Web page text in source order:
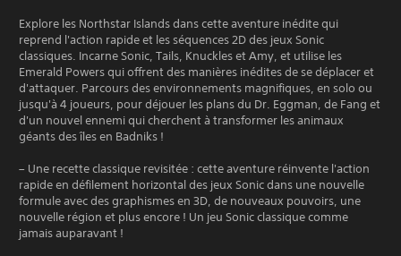
Explore les Northstar Islands dans cette aventure inédite qui
reprend l'action rapide et les séquences 2D des jeux Sonic
classiques. Incarne Sonic, Tails, Knuckles et Amy, et utilise les
Emerald Powers qui offrent des manières inédites de se déplacer et
d'attaquer. Parcours des environnements magnifiques, en solo ou
jusqu'à 4 joueurs, pour déjouer les plans du Dr. Eggman, de Fang et
d'un nouvel ennemi qui cherchent à transformer les animaux
géants des îles en Badniks !
– Une recette classique revisitée : cette aventure réinvente l'action
rapide en défilement horizontal des jeux Sonic dans une nouvelle
formule avec des graphismes en 3D, de nouveaux pouvoirs, une
nouvelle région et plus encore ! Un jeu Sonic classique comme
jamais auparavant !